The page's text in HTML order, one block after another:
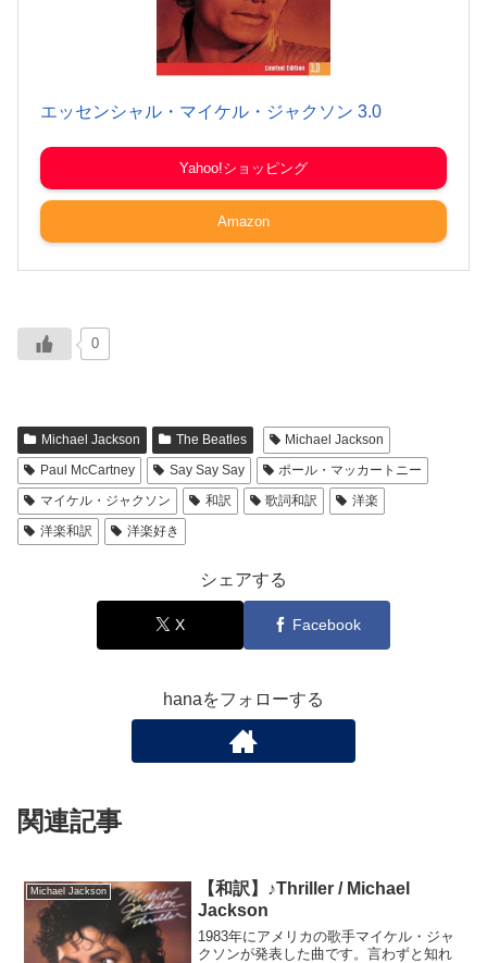
エッセンシャル・マイケル・ジャクソン 3.0
Yahoo!ショッピング
Amazon
0
Michael Jackson The Beatles
Michael Jackson
Paul McCartney
Say Say Say
ポール・マッカートニー
マイケル・ジャクソン
和訳 歌詞和訳
洋楽
洋楽和訳
洋楽好き
シェアする
X Facebook
hanaをフォローする
関連記事
Michael Jackson
【和訳】♪Thriller / Michael
Jackson
1983年にアメリカの歌手マイケル・ジャ
クソンが発表した曲です。言わずと知れ